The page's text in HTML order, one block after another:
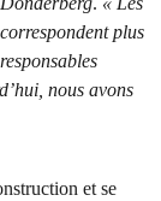
plus
nous avons
et se